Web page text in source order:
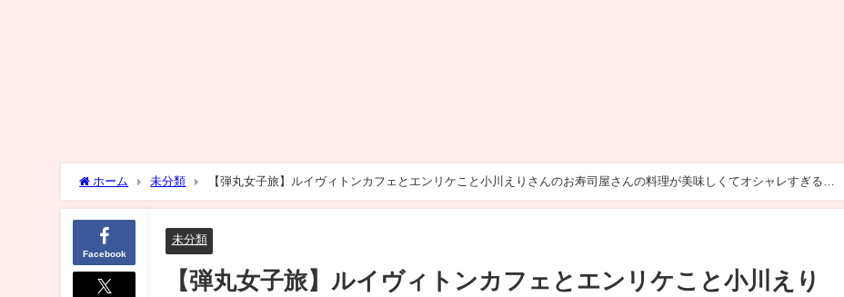
ホーム 未分類
【弾丸女子旅】ルイヴィトンカフェとエンリケこと小川えりさんのお寿司屋さんの料理が美味しくてオシャレすぎる！
【PWりおなの全力チャンネル】
Facebook
未分類
【弾丸女子旅】ルイヴィトンカフェとエンリケこと小川えり